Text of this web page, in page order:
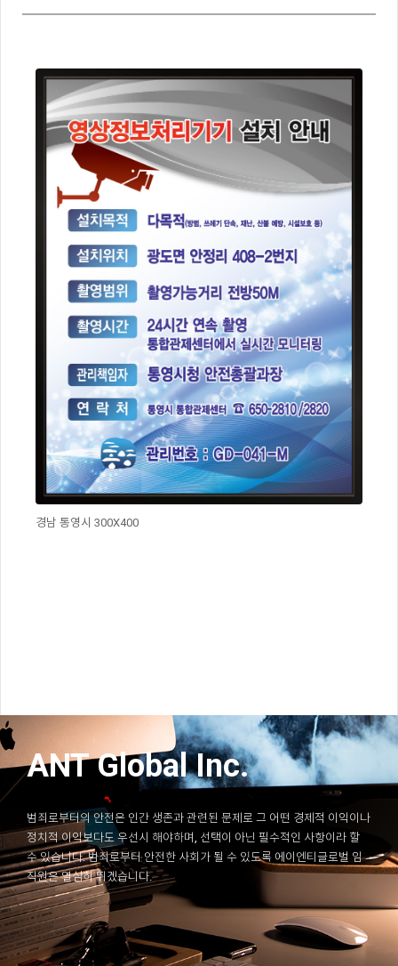
경남 통영시 300X400
ANT Global Inc.
범죄로부터의 안전은 인간 생존과 관련된 문제로 그 어떤 경제적 이익이나
정치적 이익보다도 우선시 해야하며, 선택이 아닌 필수적인 사항이라 할
수 있습니다. 범죄로부터 안전한 사회가 될 수 있도록 에이엔티글로벌 임
직원은 열심히 뛰겠습니다.